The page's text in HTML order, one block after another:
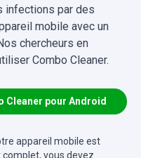
infections par des
mobile avec un
chercheurs en
Combo Cleaner.
Cleaner pour Android
appareil mobile est
vous devez